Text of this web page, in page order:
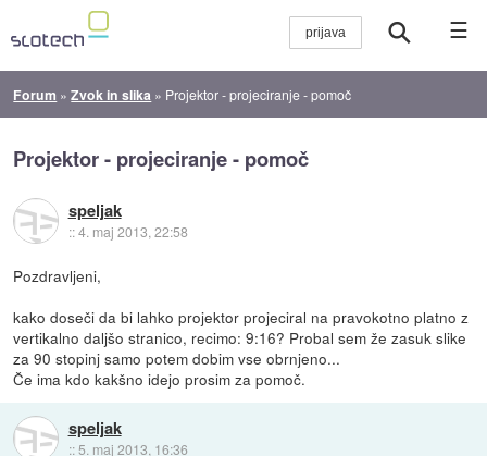
☰
Forum »Zvok in slika » Projektor - projeciranje - pomoč
Projektor - projeciranje - pomoč
speljak
::4. maj 2013, 22:58
Pozdravljeni,
kako doseči da bi lahko projektor projeciral na pravokotno platno z
vertikalno daljšo stranico, recimo: 9:16? Probal sem že zasuk slike
za 90 stopinj samo potem dobim vse obrnjeno...
Če ima kdo kakšno idejo prosim za pomoč.
speljak
:: 5. maj 2013, 16:36